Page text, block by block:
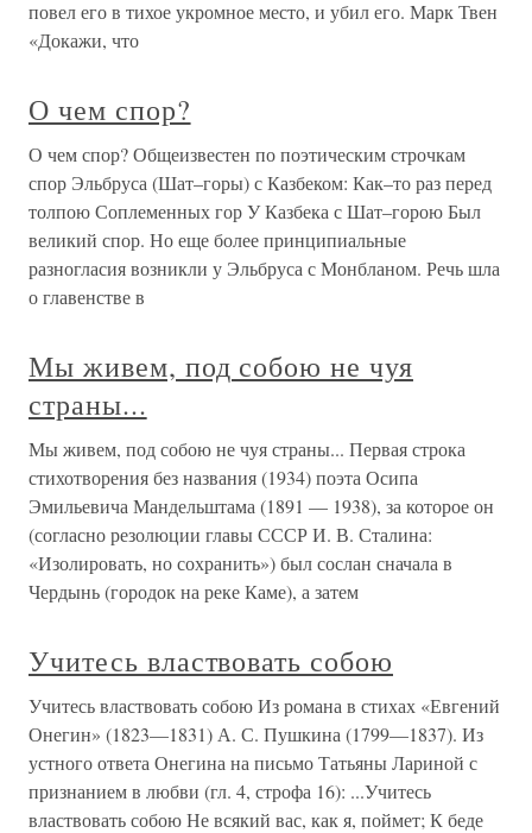
повел его в тихое укромное место, и убил его. Марк Твен
«Докажи, что
О чем спор?
О чем спор? Общеизвестен по поэтическим строчкам
спор Эльбруса (Шат–горы) с Казбеком: Как–то раз перед
толпою Соплеменных гор У Казбека с Шат–горою Был
великий спор. Но еще более принципиальные
разногласия возникли у Эльбруса с Монбланом. Речь шла
о главенстве в
Мы живем, под собою не чуя
страны...
Мы живем, под собою не чуя страны... Первая строка
стихотворения без названия (1934) поэта Осипа
Эмильевича Мандельштама (1891 — 1938), за которое он
(согласно резолюции главы СССР И. В. Сталина:
«Изолировать, но сохранить») был сослан сначала в
Чердынь (городок на реке Каме), а затем
Учитесь властвовать собою
Учитесь властвовать собою Из романа в стихах «Евгений
Онегин» (1823—1831) А. С. Пушкина (1799—1837). Из
устного ответа Онегина на письмо Татьяны Лариной с
признанием в любви (гл. 4, строфа 16): ...Учитесь
властвовать собою Не всякий вас, как я, поймет; К беде